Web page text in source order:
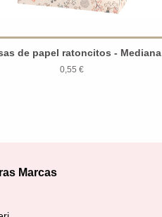
de papel ratoncitos - Mediana
0,55 €
Marcas